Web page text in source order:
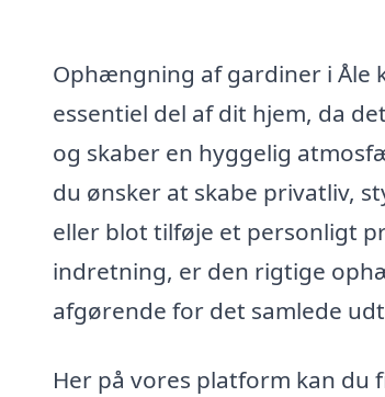
Ophængning af gardiner i Åle
essentiel del af dit hjem, da
og skaber en hyggelig
du ønsker at skabe privatliv,
eller blot tilføje et personligt
indretning, er den rigtige
afgørende for det samlede
Her på vores platform kan du